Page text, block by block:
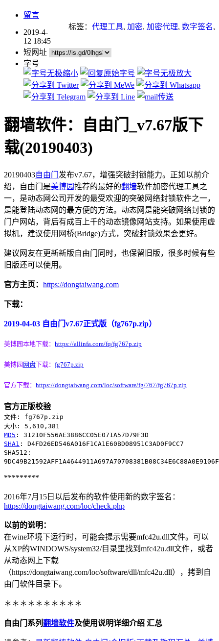
留言
标签： 代理工具, 加密, 加密代理, 数字签名,
2019-4-
12 18:45
短网址
字号
翻墙软件：自由门_v7.67版下
载(20190403)
20190403自由门 发布v7.67，增强突破封锁能力。正如以前介
绍，自由门是美博园推荐的最好的翻墙软件加密代理工具之
一，是动态网公司开发的最受欢迎的突破网络封锁软件之一，
是能登陆动态网的最方便的方法。动态网是能突破网络封锁的
门户网站，背后有成百上千的动态镜像网站支持。如果使用虚
拟机，建议使用网桥(Bridge)方式，突破封锁效果会更好。
建议网友在更新新版自由门同时，也保留旧版，很多时候有些
旧版还可以使用。
官方主页： https://dongtaiwang.com
下载：
2019-04-03 自由门v7.67正式版（fg767p.zip）
美博园本地下载： https://allinfa.com/fq/fg767p.zip
美博园网盘下载： fg767p.zip
官方下载： https://dongtaiwang.com/loc/software/fg/767/fg767p.zip
官方正版校验
文件: fg767p.zip
大小: 5,610,381
MD5 : 31210F556AE3886CC05E071A57D79F3D
SHA1 : D4FD26ED546A016F1CA1E60BD08951C3AD0F9CC7
SHA512:
*********
2016年7月15日以后发布的软件使用新的数字签名：
https://dongtaiwang.com/loc/check.php
以前的说明：
在wine环境下运行时，可能会提示需要mfc42u.dll文件。可以
从XP的WINDOWS/system32/目录里找到mfc42u.dll文件，或者
从动态网上下载
（https://dongtaiwang.com/loc/software/dll/mfc42u.dll），拷到自
由门软件目录下。
＊＊＊＊＊＊＊＊＊＊
自由门系列翻墙软件及使用说明详细介绍 汇总